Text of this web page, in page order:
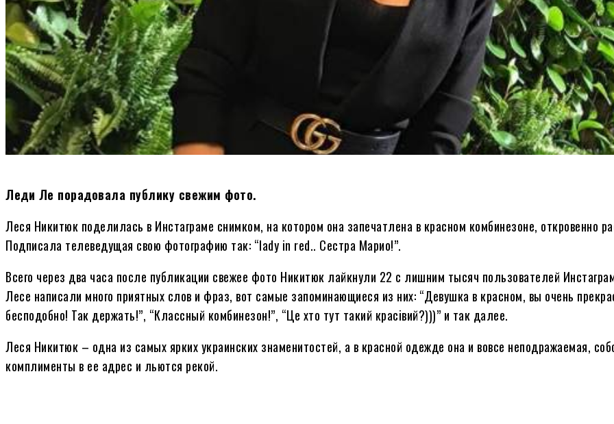
Леди Ле порадовала публику свежим фото.
Леся Никитюк поделилась в Инстаграме снимком, на котором она запечатлена в красном комбинезоне, откровенно
Подписала телеведущая свою фотографию так: “lady in red.. Сестра Марио!”.
Всего через два часа после публикации свежее фото Никитюк лайкнули 22 с лишним тысяч пользователей
Лесе написали много приятных слов и фраз, вот самые запоминающиеся из них: “Девушка в красном, вы очень
бесподобно! Так держать!”, “Классный комбинезон!”, “Це хто тут такий краciвий?)))” и так далее.
Леся Никитюк – одна из самых ярких украинских знаменитостей, а в красной одежде она и вовсе неподражаемая,
комплименты в ее адрес и льются рекой.